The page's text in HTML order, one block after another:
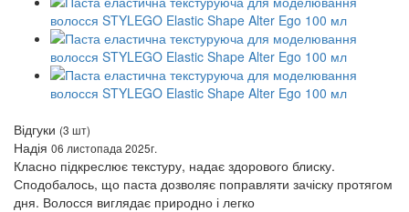
Відгуки (3 шт)
Надія 06 листопада 2025г.
Класно підкреслює текстуру, надає здорового блиску.
Сподобалось, що паста дозволяє поправляти зачіску протягом
дня. Волосся виглядає природно і легко